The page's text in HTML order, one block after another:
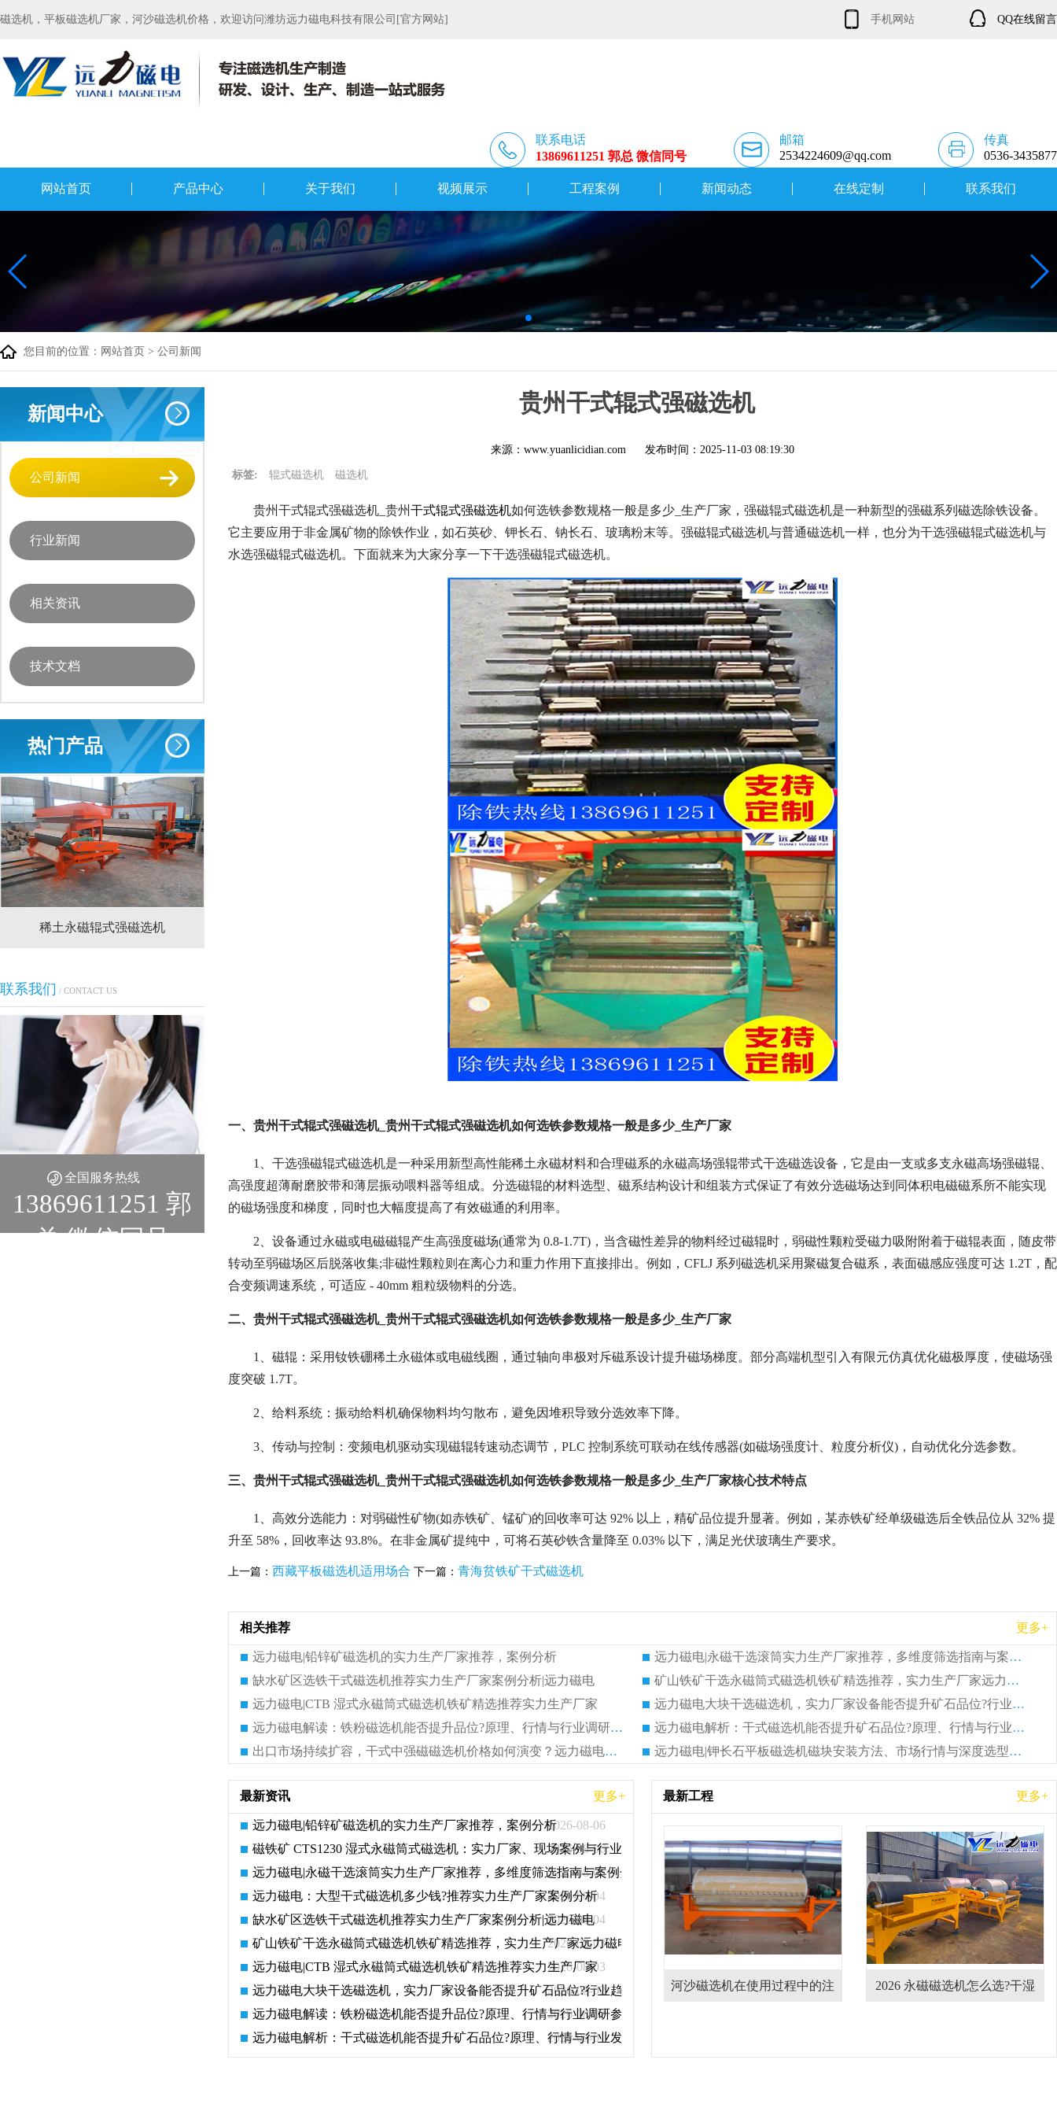
磁选机，平板磁选机厂家，河沙磁选机价格，欢迎访问潍坊远力磁电科技有限公司[官方网站] 手机网站 QQ在线留言
联系电话
13869611251 郭总 微信同号
邮箱
2534224609@qq.com
传真
0536-3435877
网站首页 产品中心 关于我们 视频展示 工程案例 新闻动态 在线定制 联系我们
您目前的位置： 网站首页 > 公司新闻
新闻中心
公司新闻
行业新闻
相关资讯
技术文档
热门产品
式强磁选机 RCT系列全磁永磁滚筒 河沙磁选机工作原理 平板磁选机品牌 涡电流金属分选机
联系我们 / CONTACT US
全国服务热线
13869611251 郭
总 微信同号
贵州干式辊式强磁选机
来源：www.yuanlicidian.com 发布时间： 2025-11-03 08:19:30
标签: 辊式磁选机 磁选机
贵州干式辊式强磁选机_贵州干式辊式强磁选机如何选铁参数规格一般是多少_生产厂家，强磁辊式磁选机是一种新型的强磁系列磁选除铁设备。
它主要应用于非金属矿物的除铁作业，如石英砂、钾长石、钠长石、玻璃粉末等。强磁辊式磁选机与普通磁选机一样，也分为干选强磁辊式磁选机与
水选强磁辊式磁选机。下面就来为大家分享一下干选强磁辊式磁选机。
一、贵州干式辊式强磁选机_贵州干式辊式强磁选机如何选铁参数规格一般是多少_生产厂家
1、干选强磁辊式磁选机是一种采用新型高性能稀土永磁材料和合理磁系的永磁高场强辊带式干选磁选设备，它是由一支或多支永磁高场强磁辊、
高强度超薄耐磨胶带和薄层振动喂料器等组成。分选磁辊的材料选型、磁系结构设计和组装方式保证了有效分选磁场达到同体积电磁磁系所不能实现
的磁场强度和梯度，同时也大幅度提高了有效磁通的利用率。
2、设备通过永磁或电磁磁辊产生高强度磁场(通常为 0.8-1.7T)，当含磁性差异的物料经过磁辊时，弱磁性颗粒受磁力吸附附着于磁辊表面，随皮带
转动至弱磁场区后脱落收集;非磁性颗粒则在离心力和重力作用下直接排出。例如，CFLJ 系列磁选机采用聚磁复合磁系，表面磁感应强度可达 1.2T，配
合变频调速系统，可适应 - 40mm 粗粒级物料的分选。
二、贵州干式辊式强磁选机_贵州干式辊式强磁选机如何选铁参数规格一般是多少_生产厂家
1、磁辊：采用钕铁硼稀土永磁体或电磁线圈，通过轴向串极对斥磁系设计提升磁场梯度。部分高端机型引入有限元仿真优化磁极厚度，使磁场强
度突破 1.7T。
2、给料系统：振动给料机确保物料均匀散布，避免因堆积导致分选效率下降。
3、传动与控制：变频电机驱动实现磁辊转速动态调节，PLC 控制系统可联动在线传感器(如磁场强度计、粒度分析仪)，自动优化分选参数。
三、贵州干式辊式强磁选机_贵州干式辊式强磁选机如何选铁参数规格一般是多少_生产厂家核心技术特点
1、高效分选能力： 对弱磁性矿物(如赤铁矿、锰矿)的回收率可达 92% 以上，精矿品位提升显著。例如，某赤铁矿经单级磁选后全铁品位从 32% 提
升至 58%，回收率达 93.8%。在非金属矿提纯中，可将石英砂铁含量降至 0.03% 以下，满足光伏玻璃生产要求。
上一篇： 西藏平板磁选机适用场合 下一篇： 青海贫铁矿干式磁选机
相关推荐 更多+
远力磁电|铅锌矿磁选机的实力生产厂家推荐，案例分析
远力磁电|永磁干选滚筒实力生产厂家推荐，多维度筛选指南与案例分析
缺水矿区选铁干式磁选机推荐实力生产厂家案例分析|远力磁电
矿山铁矿干选永磁筒式磁选机铁矿精选推荐，实力生产厂家远力磁电现场案例分享
远力磁电|CTB 湿式永磁筒式磁选机铁矿精选推荐实力生产厂家
远力磁电大块干选磁选机，实力厂家设备能否提升矿石品位?行业趋势、厂家调研全解析
远力磁电解读：铁粉磁选机能否提升品位?原理、行情与行业调研参考
远力磁电解析：干式磁选机能否提升矿石品位?原理、行情与行业发展全景
出口市场持续扩容，干式中强磁磁选机价格如何演变？远力磁电预判前景
远力磁电|钾长石平板磁选机磁块安装方法、市场行情与深度选型全解析
最新资讯 更多+
2026-08-06
远力磁电|铅锌矿磁选机的实力生产厂家推荐，案例分析
2026-08-06
磁铁矿 CTS1230 湿式永磁筒式磁选机：实力厂家、现场案例与行业参考
2026-08-05
远力磁电|永磁干选滚筒实力生产厂家推荐，多维度筛选指南与案例分析
2026-08-04
远力磁电：大型干式磁选机多少钱?推荐实力生产厂家案例分析
2026-08-04
缺水矿区选铁干式磁选机推荐实力生产厂家案例分析|远力磁电
2026-08-03
矿山铁矿干选永磁筒式磁选机铁矿精选推荐，实力生产厂家远力磁电现场案例分享
2026-08-03
远力磁电|CTB 湿式永磁筒式磁选机铁矿精选推荐实力生产厂家
2026-08-02
远力磁电大块干选磁选机，实力厂家设备能否提升矿石品位?行业趋势、厂家调研全解析
2026-08-02
远力磁电解读：铁粉磁选机能否提升品位?原理、行情与行业调研参考
2026-08-01
远力磁电解析：干式磁选机能否提升矿石品位?原理、行情与行业发展全景
最新工程 更多+
平板磁选机胶带那里有 平板磁选机做什么用,主要用在
什么物料上
河沙磁选机在使用过程中的注 2026 永磁磁选机怎么选?干湿 2026干湿式